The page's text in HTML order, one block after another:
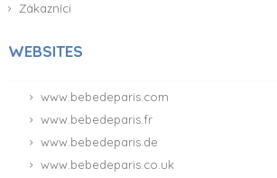
Zákazníci
WEBSITES
www.bebedeparis.com
www.bebedeparis.fr
www.bebedeparis.de
www.bebedeparis.co.uk